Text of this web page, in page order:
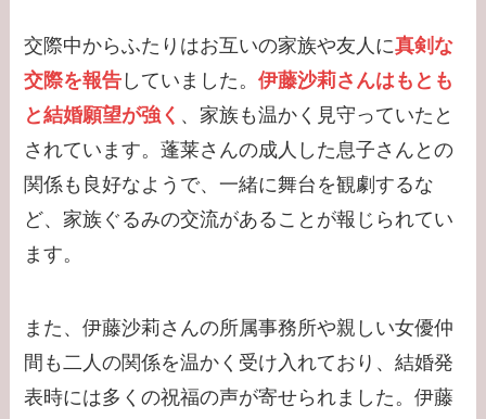
交際中からふたりはお互いの家族や友人に真剣な
交際を報告 していました。伊藤沙莉さんはもとも
と結婚願望が強く 、家族も温かく見守っていたと
されています。蓬莱さんの成人した息子さんとの
関係も良好なようで、一緒に舞台を観劇するな
ど、家族ぐるみの交流があることが報じられてい
ます。
また、伊藤沙莉さんの所属事務所や親しい女優仲
間も二人の関係を温かく受け入れており、結婚発
表時には多くの祝福の声が寄せられました。伊藤